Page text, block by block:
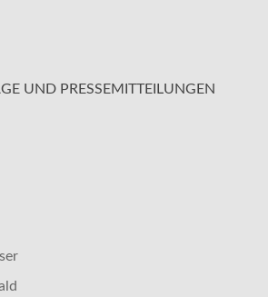
UND PRESSEMITTEILUNGEN